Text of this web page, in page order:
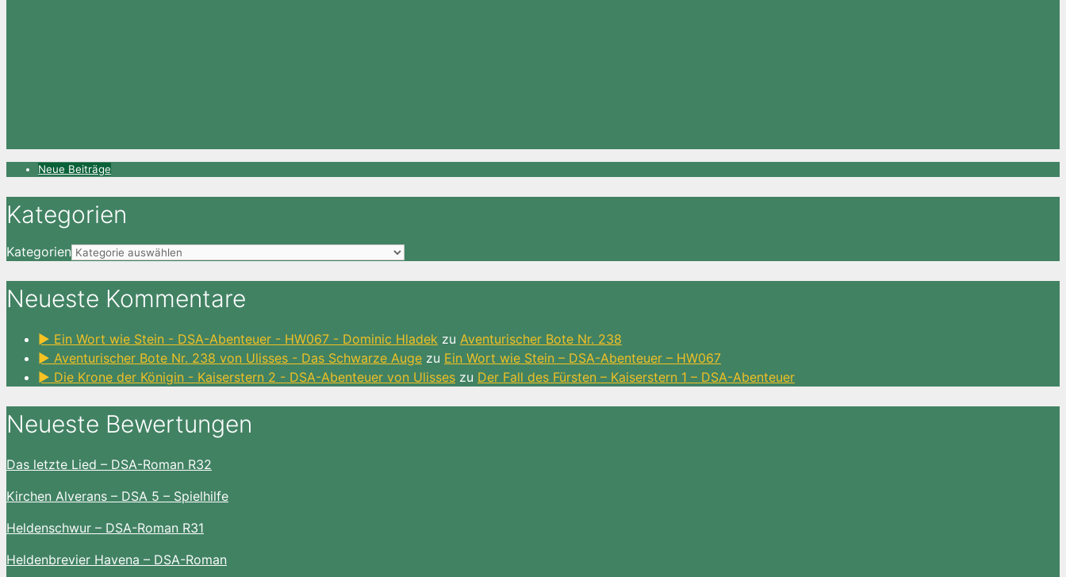
Neue Beiträge
Kategorien
Kategorien
Neueste Kommentare
► Ein Wort wie Stein - DSA-Abenteuer - HW067 - Dominic Hladek zu Aventurischer Bote Nr. 238
► Aventurischer Bote Nr. 238 von Ulisses - Das Schwarze Auge zu Ein Wort wie Stein – DSA-Abenteuer – HW067
► Die Krone der Königin - Kaiserstern 2 - DSA-Abenteuer von Ulisses zu Der Fall des Fürsten – Kaiserstern 1 – DSA-Abenteuer
Neueste Bewertungen
Das letzte Lied – DSA-Roman R32
Kirchen Alverans – DSA 5 – Spielhilfe
Heldenschwur – DSA-Roman R31
Heldenbrevier Havena – DSA-Roman